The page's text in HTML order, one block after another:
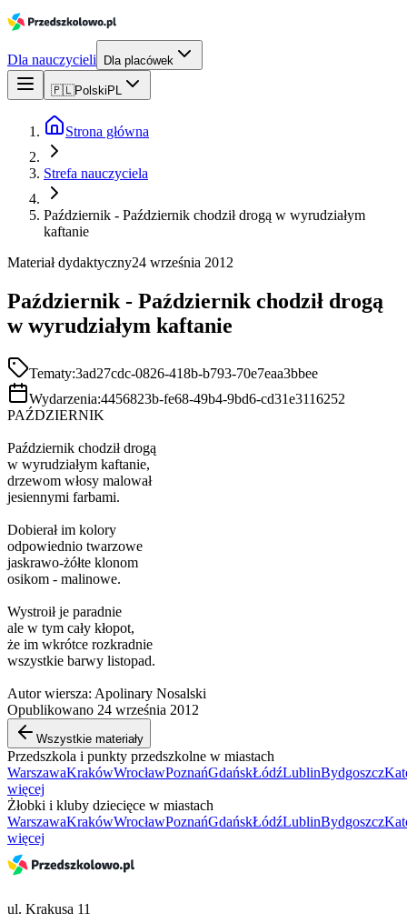
Dla nauczycieli Dla placówek
🇵🇱Polski PL
Strona główna
Strefa nauczyciela
Październik - Październik chodził drogą w wyrudziałym
kaftanie
Materiał dydaktyczny24 września 2012
Październik - Październik chodził drogą
w wyrudziałym kaftanie
Tematy:3ad27cdc-0826-418b-b793-70e7eaa3bbee
Wydarzenia:4456823b-fe68-49b4-9bd6-cd31e3116252
PAŹDZIERNIK
Październik chodził drogą
w wyrudziałym kaftanie,
drzewom włosy malował
jesiennymi farbami.
Dobierał im kolory
odpowiednio twarzowe
jaskrawo-żółte klonom
osikom - malinowe.
Wystroił je paradnie
ale w tym cały kłopot,
że im wkrótce rozkradnie
wszystkie barwy listopad.
Autor wiersza: Apolinary Nosalski
Opublikowano 24 września 2012
Wszystkie materiały
Przedszkola i punkty przedszkolne w miastach
WarszawaKrakówWrocławPoznańGdańskŁódźLublinBydgoszcz
więcej
Żłobki i kluby dziecięce w miastach
WarszawaKrakówWrocławPoznańGdańskŁódźLublinBydgoszcz
więcej
ul. Krakusa 11